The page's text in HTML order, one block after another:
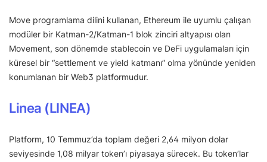
Move programlama dilini kullanan, Ethereum ile uyumlu çalışan
modüler bir Katman-2/Katman-1 blok zinciri altyapısı olan
Movement, son dönemde stablecoin ve DeFi uygulamaları için
küresel bir “settlement ve yield katmanı” olma yönünde yeniden
konumlanan bir Web3 platformudur.
Linea (LINEA)
Platform, 10 Temmuz’da toplam değeri 2,64 milyon dolar
seviyesinde 1,08 milyar token’ı piyasaya sürecek. Bu token’lar